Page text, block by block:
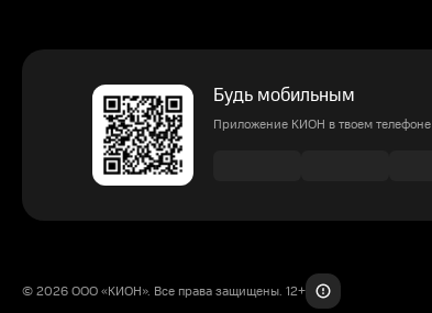
Будь мобильным
Приложение КИОН в твоем телефоне
© 2026 ООО «КИОН». Все права защищены. 12+